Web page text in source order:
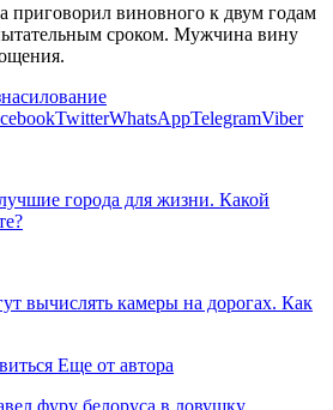
виновного к двум годам
сроком. Мужчина вину
TwitterWhatsAppTelegramViber
города для жизни. Какой
вычислять камеры на дорогах. Как
Еще от автора
фуру белоруса в ловушку